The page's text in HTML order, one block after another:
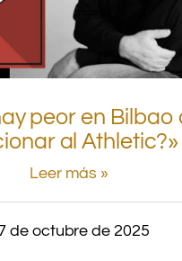
peor en Bilbao
al Athletic?»
Leer más »
de octubre de 2025